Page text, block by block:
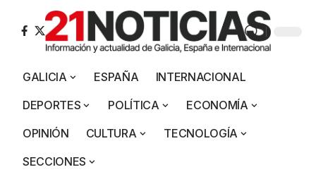
GALICIA ESPAÑA
INTERNACIONAL
DEPORTES
POLÍTICA
ECONOMÍA
OPINIÓN
CULTURA
TECNOLOGÍA
SECCIONES